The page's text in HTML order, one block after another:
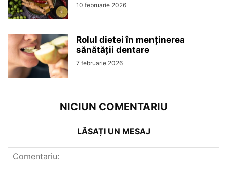
10 februarie 2026
Rolul dietei în menținerea
sănătății dentare
7 februarie 2026
NICIUN COMENTARIU
LĂSAȚI UN MESAJ